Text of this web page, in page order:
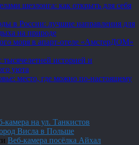
шезлонга: как открыть для себя
в России: лучшие направления для
на природе
моря в апарт-отеле «АмстерДОМ»
историей и
уюта
место, где можно по-настоящему
камера на ул. Танкистов
Висла в Польше
Веб-камера посёлка Айхал